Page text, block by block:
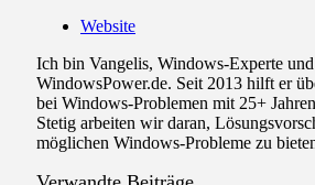
Website
Ich bin Vangelis, Windows-Experte
WindowsPower.de. Seit 2013 hilft er
bei Windows-Problemen mit 25+
Stetig arbeiten wir daran,
möglichen Windows-Probleme zu